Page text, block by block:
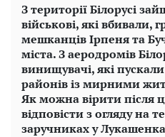
З території Білорусі
військові, які вбивали,
мешканців Ірпеня та
міста. З аеродромів
винищувачі, які
районів із мирними
Як можна вірити після
відповісти з огляду на
заручниках у